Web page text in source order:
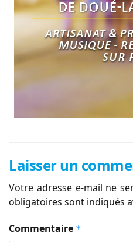
Laisser un
Votre adresse e-mail ne
obligatoires sont indiqués
Commentaire *